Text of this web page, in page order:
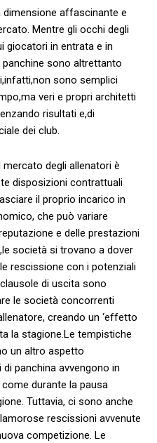
dimensione affascinante e
Mentre⁤ gli occhi ⁣degli
giocatori in entrata e in
sono altrettanto
sono⁤ semplici
veri e ‍propri ​architetti
risultati e,di
‌dei club.
‌mercato degli allenatori⁢ è
‍disposizioni contrattuali
il ⁣proprio incarico in⁣
che può variare
e ​delle prestazioni
società si trovano⁣ a dover
rescissione ‍con i potenziali
di uscita​ sono
⁢le⁢ società concorrenti⁢
‌creando un ‍‘effetto
la stagione.Le tempistiche
‍un altro aspetto
⁢panchina avvengono in
durante la pausa⁢
Tuttavia,⁢ ci sono anche
⁤rescissioni‍ avvenute
competizione. ‍Le